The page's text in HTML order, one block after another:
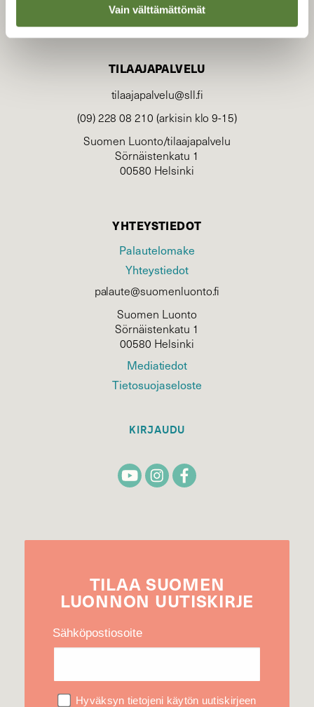
Vain välttämättömät
TILAAJAPALVELU
tilaajapalvelu@sll.fi
(09) 228 08 210 (arkisin klo 9-15)
Suomen Luonto/tilaajapalvelu
Sörnäistenkatu 1
00580 Helsinki
YHTEYSTIEDOT
Palautelomake
Yhteystiedot
palaute@suomenluonto.fi
Suomen Luonto
Sörnäistenkatu 1
00580 Helsinki
Mediatiedot
Tietosuojaseloste
KIRJAUDU
TILAA SUOMEN
LUONNON UUTIS­KIRJE
Sähköpostiosoite
Hyväksyn tietojeni käytön uutiskirjeen